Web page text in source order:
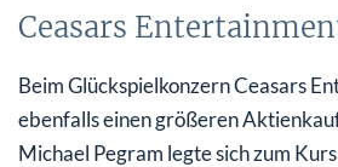
Ceasars
Beim Glückspielkonzern Ceasars
ebenfalls einen größeren
Michael Pegram legte sich zum